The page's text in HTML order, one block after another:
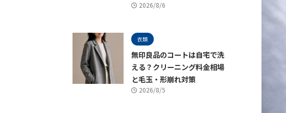
2026/8/6
衣類
無印良品のコートは自宅で洗
える？クリーニング料金相場
と毛玉・形崩れ対策
2026/8/5